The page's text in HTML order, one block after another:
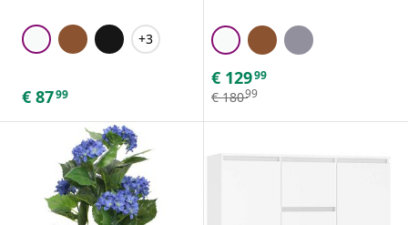
+3
€ 8799
€ 12999
€ 18099